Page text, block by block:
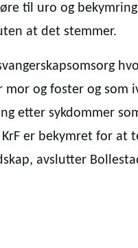
til uro og
at det stemmer.
mor og foster og som
etter sykdommer
er bekymret for at
avslutter